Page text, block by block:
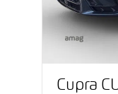
Cupra